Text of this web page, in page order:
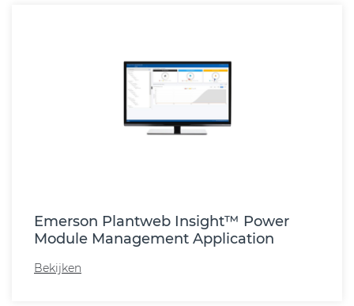
Emerson Plantweb Insight™ Power
Module Management Application
Bekijken